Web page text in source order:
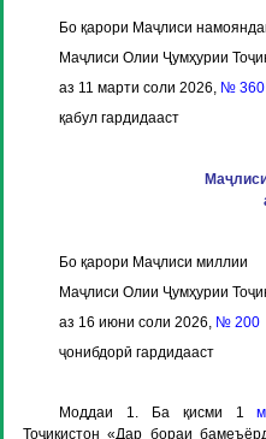
Бо қарори Маҷлиси
Маҷлиси Олии Ҷумҳурии
аз 11 марти соли 2026, № 360
қабул гардидааст
Бо қарори Маҷлиси миллии
Маҷлиси Олии Ҷумҳурии
аз 16 июни соли 2026, № 200
ҷонибдорӣ гардидааст
Моддаи 1. Ба қисми 1
Тоҷикистон «Дар бораи